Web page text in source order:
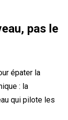
pas le
épater la
: la
qui pilote les